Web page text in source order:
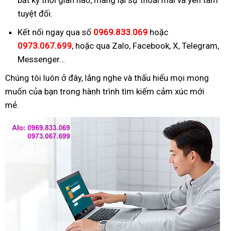
tuyệt đối.
Kết nối ngay qua số 0969.833.069 hoặc
0973.067.699, hoặc qua Zalo, Facebook, X, Telegram,
Messenger…
Chúng tôi luôn ở đây, lắng nghe và thấu hiểu mọi mong
muốn của bạn trong hành trình tìm kiếm cảm xúc mới
mẻ.